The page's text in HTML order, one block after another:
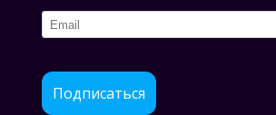
Подписаться